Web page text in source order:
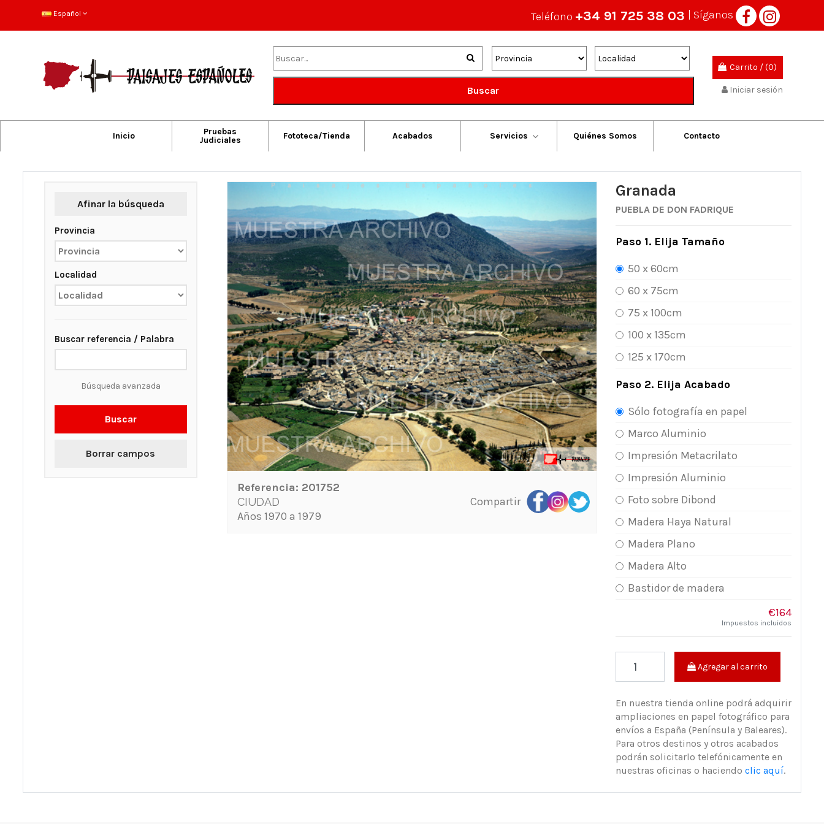
Español Teléfono +34 91 725 38 03 | Síganos
Buscar
Carrito /(0)
Iniciar sesión
Inicio
Pruebas
Judiciales
Fototeca/Tienda Acabados Servicios Quiénes Somos Contacto
Afinar la búsqueda
Provincia
Localidad
Buscar referencia / Palabra
Búsqueda avanzada
Buscar
Borrar campos
Referencia: 201752
CIUDAD
Años 1970 a 1979
Compartir
Granada
PUEBLA DE DON FADRIQUE
Paso 1. Elija Tamaño
50 x 60cm
60 x 75cm
75 x 100cm
100 x 135cm
125 x 170cm
Paso 2. Elija Acabado
Sólo fotografía en papel
Marco Aluminio
Impresión Metacrilato
Impresión Aluminio
Foto sobre Dibond
Madera Haya Natural
Madera Plano
Madera Alto
Bastidor de madera
€164
Impuestos incluidos
Agregar al carrito
En nuestra tienda online podrá adquirir
ampliaciones en papel fotográfico para
envíos a España (Península y Baleares).
Para otros destinos y otros acabados
podrán solicitarlo telefónicamente en
nuestras oficinas o haciendo clic aquí.